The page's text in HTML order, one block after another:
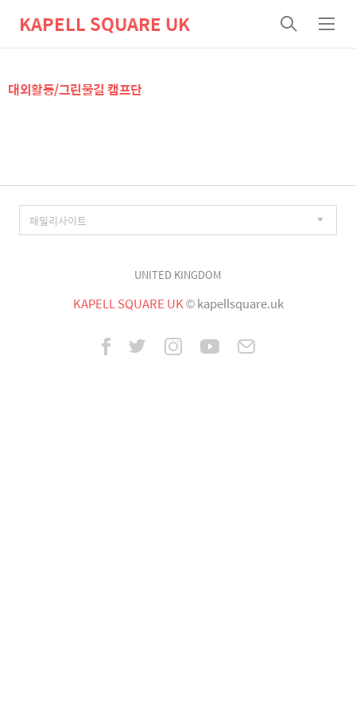
KAPELL SQUARE UK
검
색
메
뉴
대외활동/그린물길 캠프단
UNITED KINGDOM
KAPELL SQUARE UK© kapellsquare.uk